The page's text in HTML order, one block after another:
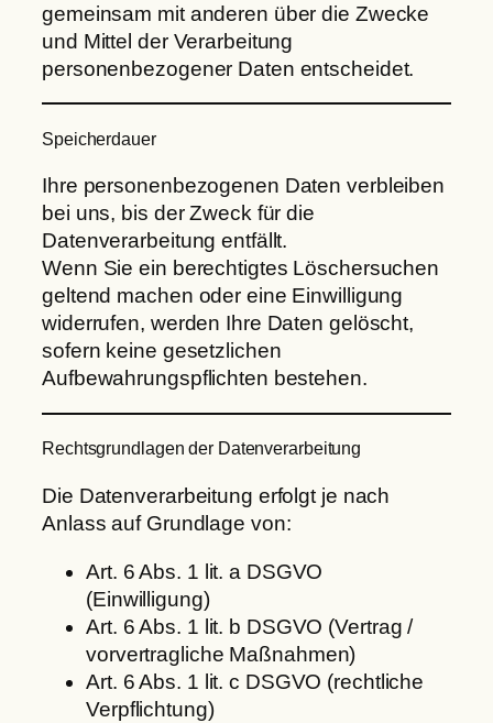
gemeinsam mit anderen über die Zwecke
und Mittel der Verarbeitung
personenbezogener Daten entscheidet.
Speicherdauer
Ihre personenbezogenen Daten verbleiben
bei uns, bis der Zweck für die
Datenverarbeitung entfällt.
Wenn Sie ein berechtigtes Löschersuchen
geltend machen oder eine Einwilligung
widerrufen, werden Ihre Daten gelöscht,
sofern keine gesetzlichen
Aufbewahrungspflichten bestehen.
Rechtsgrundlagen der Datenverarbeitung
Die Datenverarbeitung erfolgt je nach
Anlass auf Grundlage von:
Art. 6 Abs. 1 lit. a DSGVO
(Einwilligung)
Art. 6 Abs. 1 lit. b DSGVO (Vertrag /
vorvertragliche Maßnahmen)
Art. 6 Abs. 1 lit. c DSGVO (rechtliche
Verpflichtung)